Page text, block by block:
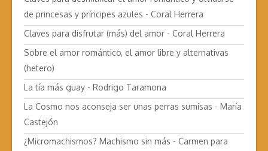
de princesas y príncipes azules - Coral Herrera
Claves para disfrutar (más) del amor - Coral Herrera
Sobre el amor romántico, el amor libre y alternativas
(hetero)
La tía más guay - Rodrigo Taramona
La Cosmo nos aconseja ser unas perras sumisas - María
Castejón
¿Micromachismos? Machismo sin más - Carmen para